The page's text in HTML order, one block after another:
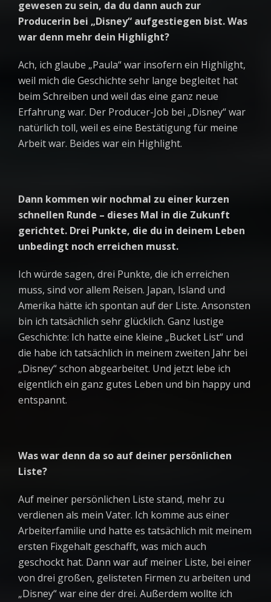
gewesen zu sein, da du dann auch zur
Producerin bei „Disney“ aufgestiegen bist. Was
war denn mehr dein Highlight?
Ach, ich glaube „Paula“ war insofern ein Highlight,
weil mich die Geschichte sehr lange begleitet hat
beim Schreiben und weil das eine ganz neue
Erfahrung war. Der Producer-Job bei „Disney“ war
natürlich toll, weil es eine Bestätigung für meine
Arbeit war. Beides war ein Highlight.
Dann kommen wir nochmal zu einer kurzen
schnellen Runde – dieses Mal in die Zukunft
gerichtet. Drei Punkte, die du in deinem Leben
unbedingt noch erreichen musst.
Ich würde sagen, drei Punkte, die ich erreichen
muss, sind vor allem Reisen. Japan, Island und
Amerika hätte ich spontan auf der Liste. Ansonsten
bin ich tatsächlich sehr glücklich. Ganz lustige
Geschichte: Ich hatte eine kleine „Bucket List“ und
die habe ich tatsächlich in meinem zweiten Jahr bei
„Disney“ schon abgearbeitet. Und jetzt lebe ich
eigentlich ein ganz gutes Leben und bin happy und
entspannt.
Was war denn da so auf deiner persönlichen
Liste?
Auf meiner persönlichen Liste stand, mehr zu
verdienen als mein Vater. Ich komme aus einer
Arbeiterfamilie und hatte es tatsächlich mit meinem
ersten Fixgehalt geschafft, was mich auch
geschockt hat. Dann war auf meiner Liste, bei einer
von drei großen, gelisteten Firmen zu arbeiten und
„Disney“ war eine der drei. Außerdem wollte ich